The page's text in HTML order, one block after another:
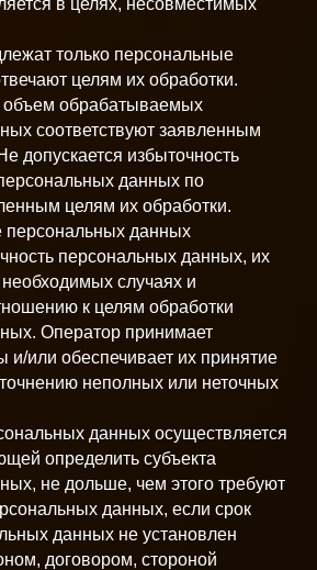
в целях, несовместимых
только персональные
целям их обработки.
обрабатываемых
соответствуют заявленным
допускается избыточность
данных по
целям их обработки.
персональных данных
персональных данных, их
необходимых случаях и
к целям обработки
Оператор принимает
или обеспечивает их принятие
неполных или неточных
данных осуществляется
определить субъекта
не дольше, чем этого требуют
данных, если срок
данных не установлен
договором, стороной